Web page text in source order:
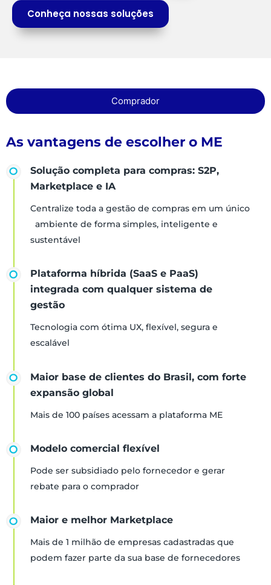
Conheça nossas soluções
Comprador
As vantagens de escolher o ME
Solução completa para compras: S2P,
Marketplace e IA
Centralize toda a gestão de compras em um único
ambiente de forma simples, inteligente e
sustentável
Plataforma híbrida (SaaS e PaaS)
integrada com qualquer sistema de
gestão
Tecnologia com ótima UX, flexível, segura e
escalável
Maior base de clientes do Brasil, com forte
expansão global
Mais de 100 países acessam a plataforma ME
Modelo comercial flexível
Pode ser subsidiado pelo fornecedor e gerar
rebate para o comprador
Maior e melhor Marketplace
Mais de 1 milhão de empresas cadastradas que
podem fazer parte da sua base de fornecedores